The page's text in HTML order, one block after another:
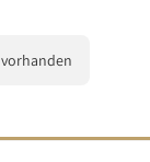
vorhanden